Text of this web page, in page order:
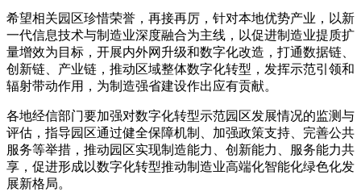
希望相关园区珍惜荣誉，再接再厉，针对本地优势产业，以新
一代信息技术与制造业深度融合为主线，以促进制造业提质扩
量增效为目标，开展内外网升级和数字化改造，打通数据链、
创新链、产业链，推动区域整体数字化转型，发挥示范引领和
辐射带动作用，为制造强省建设作出应有贡献。
各地经信部门要加强对数字化转型示范园区发展情况的监测与
评估，指导园区通过健全保障机制、加强政策支持、完善公共
服务等举措，推动园区实现制造能力、创新能力、服务能力共
享，促进形成以数字化转型推动制造业高端化智能化绿色化发
展新格局。